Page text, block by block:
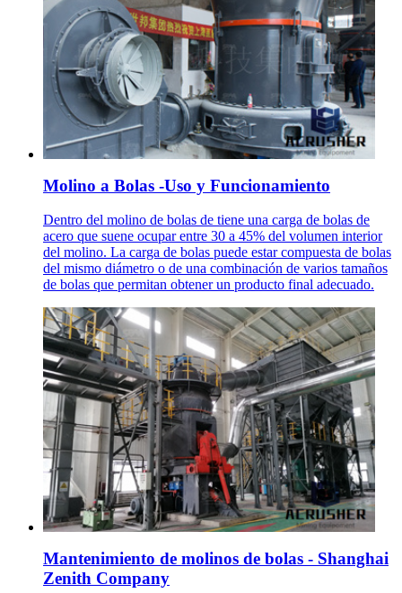
Molino a Bolas -Uso y Funcionamiento
Dentro del molino de bolas de tiene una carga de bolas de
acero que suene ocupar entre 30 a 45% del volumen interior
del molino. La carga de bolas puede estar compuesta de bolas
del mismo diámetro o de una combinación de varios tamaños
de bolas que permitan obtener un producto final adecuado.
Mantenimiento de molinos de bolas - Shanghai
Zenith Company